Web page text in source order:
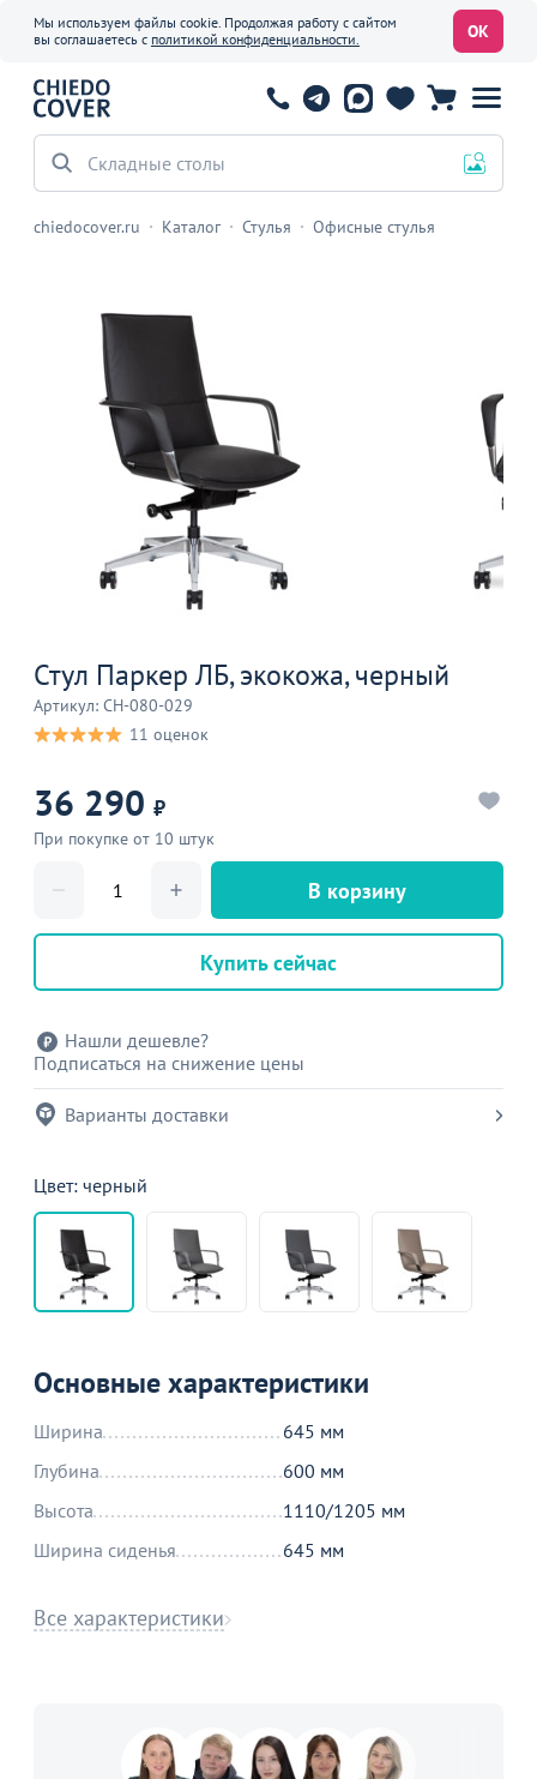
Мы используем файлы cookie. Продолжая работу с сайтом
вы соглашаетесь с политикой конфиденциальности. ОК
Складные столы
chiedocover.ru Каталог Стулья Офисные стулья
Стул Паркер ЛБ, экокожа, черный
Артикул: CH-080-029
11 оценок
36 290 ₽
При покупке от 10 штук
В корзину
Купить сейчас
Нашли дешевле?
Подписаться на снижение цены
Варианты доставки
Цвет: черный
Основные характеристики
Ширина
645 мм
Глубина
600 мм
Высота
1110/1205 мм
Ширина сиденья
645 мм
Все характеристики